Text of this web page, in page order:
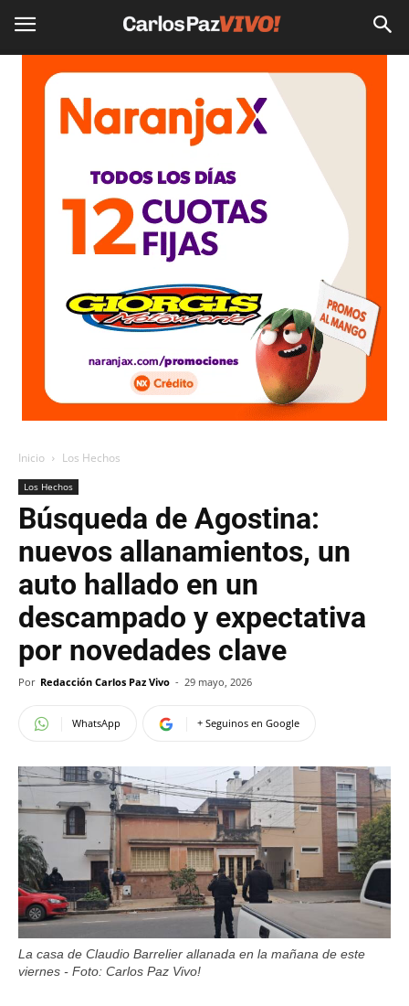
Inicio Los Hechos
Los Hechos
Búsqueda de Agostina:
nuevos allanamientos, un
auto hallado en un
descampado y expectativa
por novedades clave
Por Redacción Carlos Paz Vivo - 29 mayo, 2026
WhatsApp + Seguinos en Google
La casa de Claudio Barrelier allanada en la mañana de este
viernes - Foto: Carlos Paz Vivo!